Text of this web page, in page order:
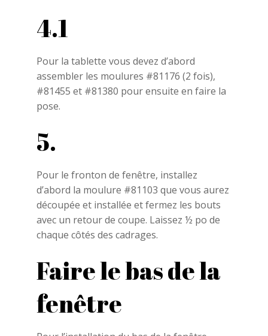
4.1
Pour la tablette vous devez d’abord
assembler les moulures #81176 (2 fois),
#81455 et #81380 pour ensuite en faire la
pose.
5.
Pour le fronton de fenêtre, installez
d’abord la moulure #81103 que vous aurez
découpée et installée et fermez les bouts
avec un retour de coupe. Laissez ½ po de
chaque côtés des cadrages.
Faire le bas de la
fenêtre